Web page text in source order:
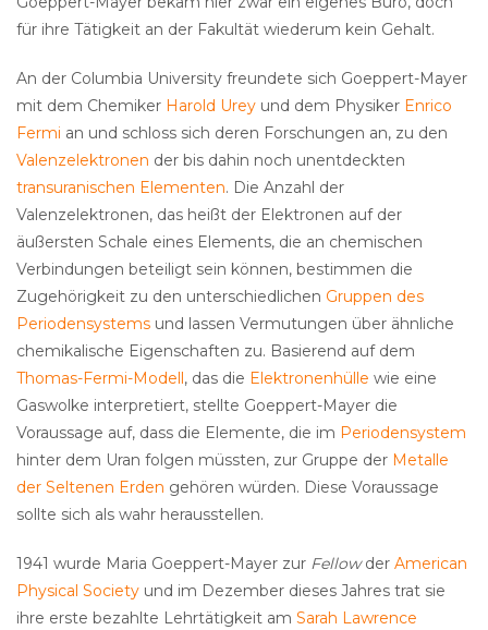
für ihre Tätigkeit an der Fakultät wiederum kein Gehalt.
An der Columbia University freundete sich Goeppert-Mayer
mit dem Chemiker Harold Urey und dem Physiker Enrico
Fermi an und schloss sich deren Forschungen an, zu den
Valenzelektronen der bis dahin noch unentdeckten
transuranischen Elementen. Die Anzahl der
Valenzelektronen, das heißt der Elektronen auf der
äußersten Schale eines Elements, die an chemischen
Verbindungen beteiligt sein können, bestimmen die
Zugehörigkeit zu den unterschiedlichen Gruppen des
Periodensystems und lassen Vermutungen über ähnliche
chemikalische Eigenschaften zu. Basierend auf dem
Thomas-Fermi-Modell, das die Elektronenhülle wie eine
Gaswolke interpretiert, stellte Goeppert-Mayer die
Voraussage auf, dass die Elemente, die im Periodensystem
hinter dem Uran folgen müssten, zur Gruppe der Metalle
der Seltenen Erden gehören würden. Diese Voraussage
sollte sich als wahr herausstellen.
1941 wurde Maria Goeppert-Mayer zur Fellowder American
Physical Society und im Dezember dieses Jahres trat sie
ihre erste bezahlte Lehrtätigkeit am Sarah Lawrence